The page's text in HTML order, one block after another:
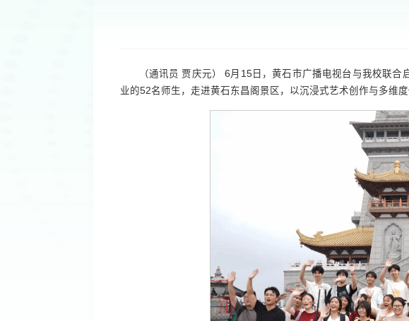
（通讯员 贾庆元） 6月15日，黄石市广播电视台与我校联
业的52名师生，走进黄石东昌阁景区，以沉浸式艺术创作与多维